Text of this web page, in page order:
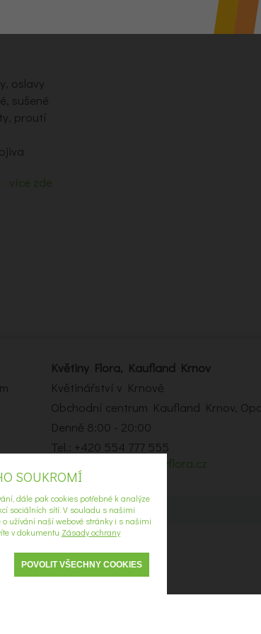
oslavy
sušené
proutí
více zde
Květiny Flora, Kaufland Krnov
Květinářství v Krnově
Obchodní centrum Kaufland Krnov,
Denně 8:00 - 20:00
Tel.: +420 554 777 555
krnov2@kvetinyflora.cz
SOUKROMÍ
dále pak cookies potřebné k analýze
sociálních sítí. V souladu s našimi
užívání naší webové stránky i s našimi
v dokumentu Zásady ochrany
POVOLIT VŠECHNY COOKIES